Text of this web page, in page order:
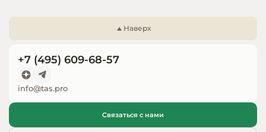
Наверх
+7 (495) 609-68-57
info@tas.pro
Связаться с нами